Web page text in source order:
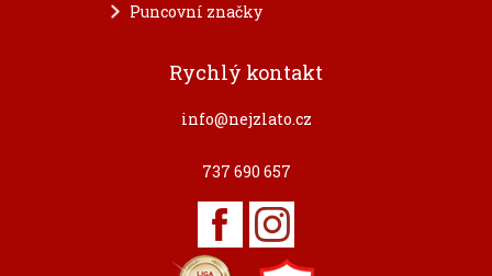
Puncovní značky
Rychlý kontakt
info@nejzlato.cz
737 690 657